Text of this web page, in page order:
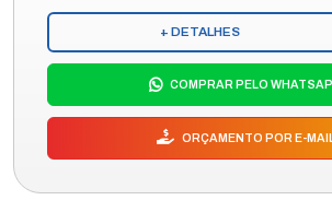
+ DETALHES
COMPRAR PELO
ORÇAMENTO POR E-